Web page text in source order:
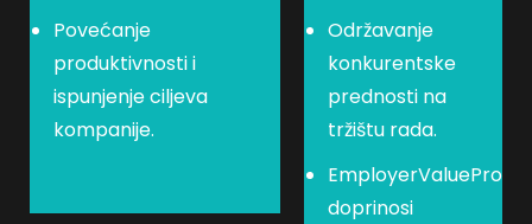
Povećanje
produktivnosti i
ispunjenje ciljeva
kompanije.
Održavanje
konkurentske
prednosti na
tržištu rada.
EmployerValuePro
doprinosi